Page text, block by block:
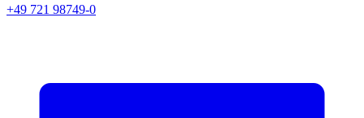
+49 721 98749-0